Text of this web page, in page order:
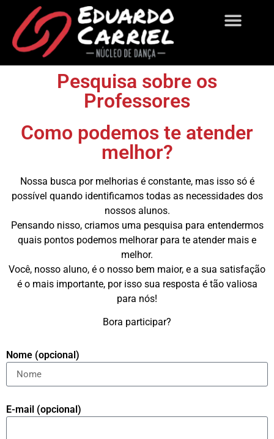
Pesquisa sobre os
Professores
Como podemos te atender
melhor?
Nossa busca por melhorias é constante, mas isso só é
possível quando identificamos todas as necessidades dos
nossos alunos.
Pensando nisso, criamos uma pesquisa para entendermos
quais pontos podemos melhorar para te atender mais e
melhor.
Você, nosso aluno, é o nosso bem maior, e a sua satisfação
é o mais importante, por isso sua resposta é tão valiosa
para nós!
Bora participar?
Nome (opcional)
E-mail (opcional)